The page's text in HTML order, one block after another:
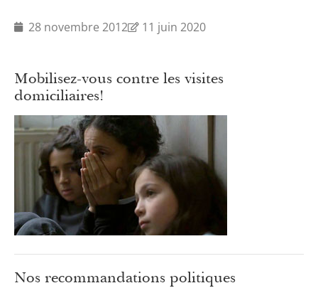
28 novembre 2012 11 juin 2020
Mobilisez-vous contre les visites
domiciliaires!
Nos recommandations politiques